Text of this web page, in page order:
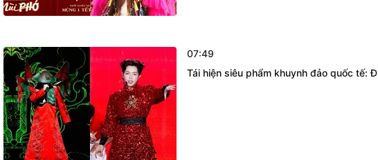
07:49
Tái hiện siêu phẩm khuynh đảo quốc tế: